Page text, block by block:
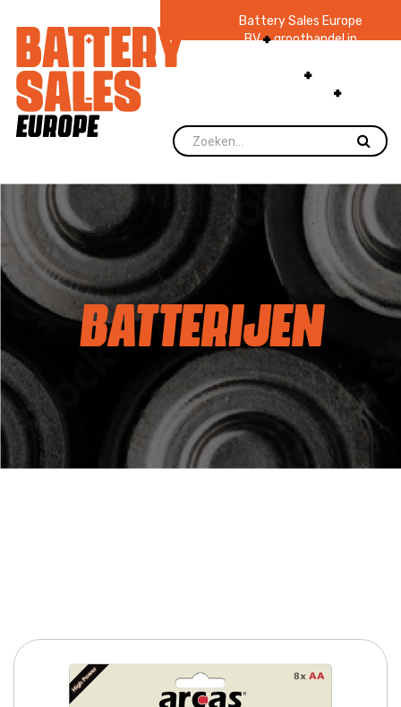
Battery Sales Europe
BV groothandel in
zaklampen Ruim 48
jaar ervaring
voorraad.
BATTERIJEN